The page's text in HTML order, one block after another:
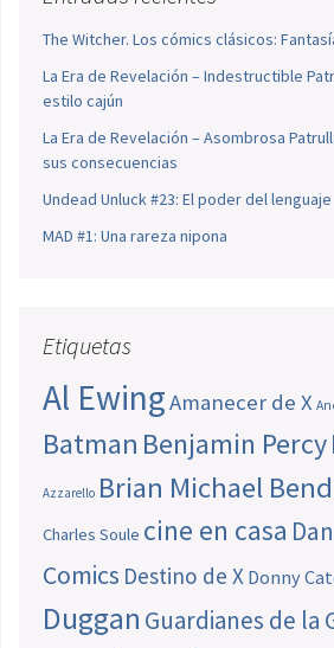
The Witcher. Los cómics clásicos:
La Era de Revelación – Indestructible
estilo cajún
La Era de Revelación – Asombrosa
sus consecuencias
Undead Unluck #23: El poder del lenguaje
MAD #1: Una rareza nipona
Etiquetas
Al EwingAmanecer de X
Batman Benjamin Percy
Azzarello Brian Michael
Charles Soule cine en casa
Comics Destino de X Donny
Duggan Guardianes de la